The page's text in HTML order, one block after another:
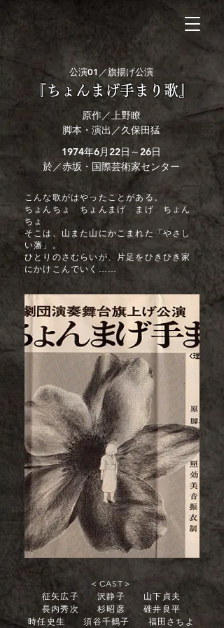
公演01／旗揚げ公演
『ちょんまげ手まり歌』
原作／上野瞭
脚本・演出／久保田猛
1974年6月22日～26日
於／赤坂・国際芸術家センター
こんな歌がはやったことがある。
ちょんちょ ちょんまげ まげ ちょん
ちょ
そこは、山また山にかこまれた「やさし
い藩」。
ひとりのさむらいが、片足をひきひき家
にかけこんでいく……
＜CAST＞
征矢広子 沢静子 山下貞夫
長内秀次 杉昭彦 碓井良平
時任史生 須谷千鶴子 福田さちよ